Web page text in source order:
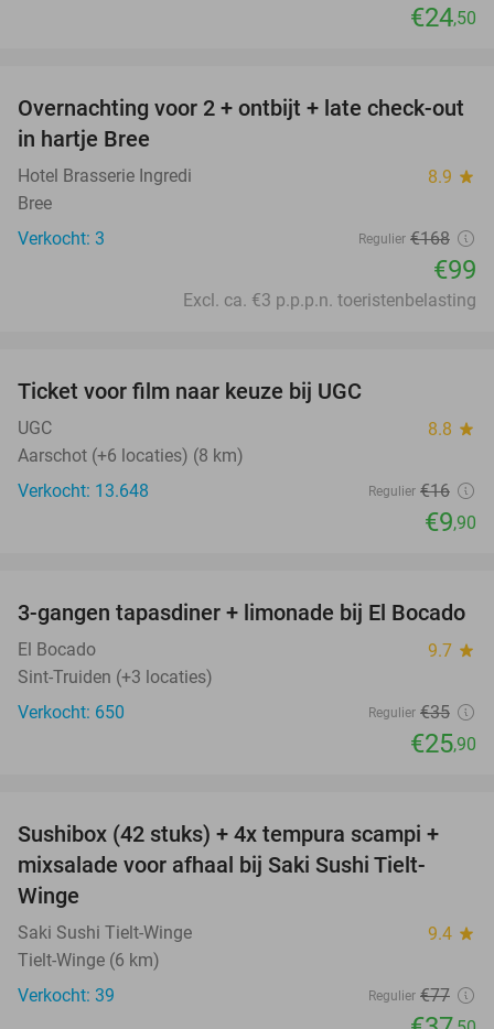
€24,50
41%
TODAY
Overnachting voor 2 + ontbijt + late check-out
in hartje Bree
Hotel Brasserie Ingredi 8.9 star
Bree
Verkocht: 3
Regulier €168
€99
Excl. ca. €3 p.p.p.n. toeristenbelasting
Ticket voor film naar keuze bij UGC
UGC 8.8 star
Aarschot (+6 locaties) (8 km)
Verkocht: 13.648
Regulier €16
€9,90
26%
3-gangen tapasdiner + limonade bij El Bocado
El Bocado 9.7 star
Sint-Truiden (+3 locaties)
Verkocht: 650
Regulier €35
€25,90
51%
Sushibox (42 stuks) + 4x tempura scampi +
mixsalade voor afhaal bij Saki Sushi Tielt-
Winge
Saki Sushi Tielt-Winge 9.4 star
Tielt-Winge (6 km)
Verkocht: 39
Regulier €77